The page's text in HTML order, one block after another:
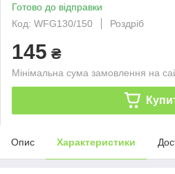
Готово до відправки
Код: WFG130/150
Роздріб
145 ₴
Мінімальна сума замовлення на
Опис Характеристики